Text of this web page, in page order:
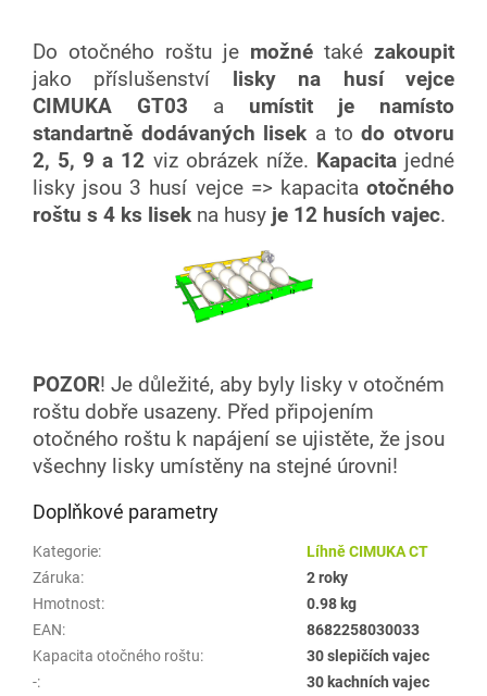
Do otočného roštu je možné také zakoupit
jako příslušenství lisky na husí vejce
CIMUKA GT03 a umístit je namísto
standartně dodávaných lisek a to do otvoru
2, 5, 9 a 12 viz obrázek níže. Kapacitajedné
lisky jsou 3 husí vejce => kapacita otočného
roštu s 4 ks lisek na husy je 12 husích vajec.
POZOR! Je důležité, aby byly lisky v otočném
roštu dobře usazeny. Před připojením
otočného roštu k napájení se ujistěte, že jsou
všechny lisky umístěny na stejné úrovni!
Doplňkové parametry
Kategorie:
Líhně CIMUKA CT
Záruka:
2 roky
Hmotnost:
0.98 kg
EAN:
8682258030033
Kapacita otočného roštu:
30 slepičích vajec
-:
30 kachních vajec